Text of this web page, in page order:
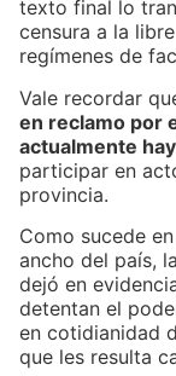
texto final lo
censura a la
regímenes de
Vale recordar
en reclamo por
actualmente
participar en
provincia.
Como sucede
ancho del país,
dejó en
detentan el
en cotidianidad
que les resulta